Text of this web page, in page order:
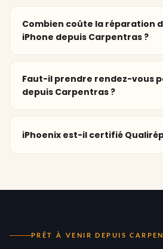
Combien coûte la réparation
iPhone depuis Carpentras ?
Faut-il prendre rendez-vous
depuis Carpentras ?
iPhoenix est-il certifié
PRÊT À VENIR DEPUIS